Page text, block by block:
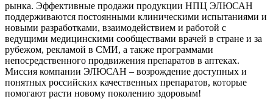
рынка. Эффективные продажи продукции НПЦ ЭЛЮСАН
поддерживаются постоянными клиническими испытаниями и
новыми разработками, взаимодействием и работой с
ведущими медицинскими сообществами врачей в стране и за
рубежом, рекламой в СМИ, а также программами
непосредственного продвижения препаратов в аптеках.
Миссия компании ЭЛЮСАН – возрождение доступных и
понятных российских качественных препаратов, которые
помогают расти новому поколению здоровым!